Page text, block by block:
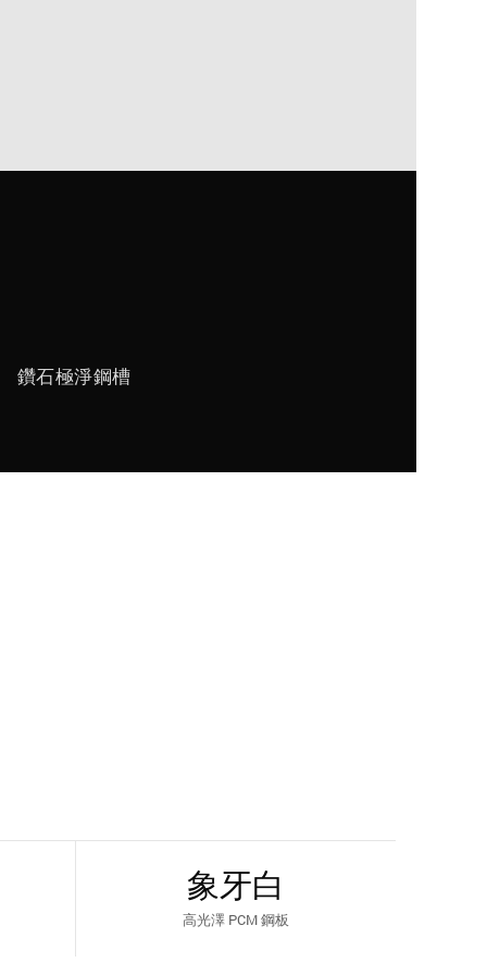
鑽石極淨鋼槽
象牙白
高光澤 PCM 鋼板